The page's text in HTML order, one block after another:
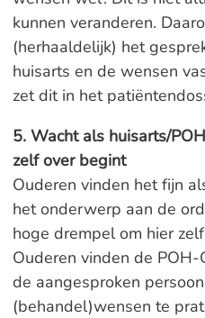
kunnen veranderen.
(herhaaldelijk) het
huisarts en de wensen
zet dit in het
5. Wacht als huisarts/
zelf over begint
Ouderen vinden het fijn
het onderwerp aan de
hoge drempel om hier
Ouderen vinden de
de aangesproken
(behandel)wensen te